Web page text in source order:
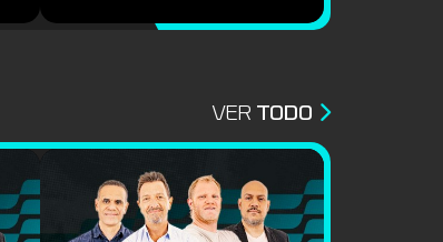
VER TODO